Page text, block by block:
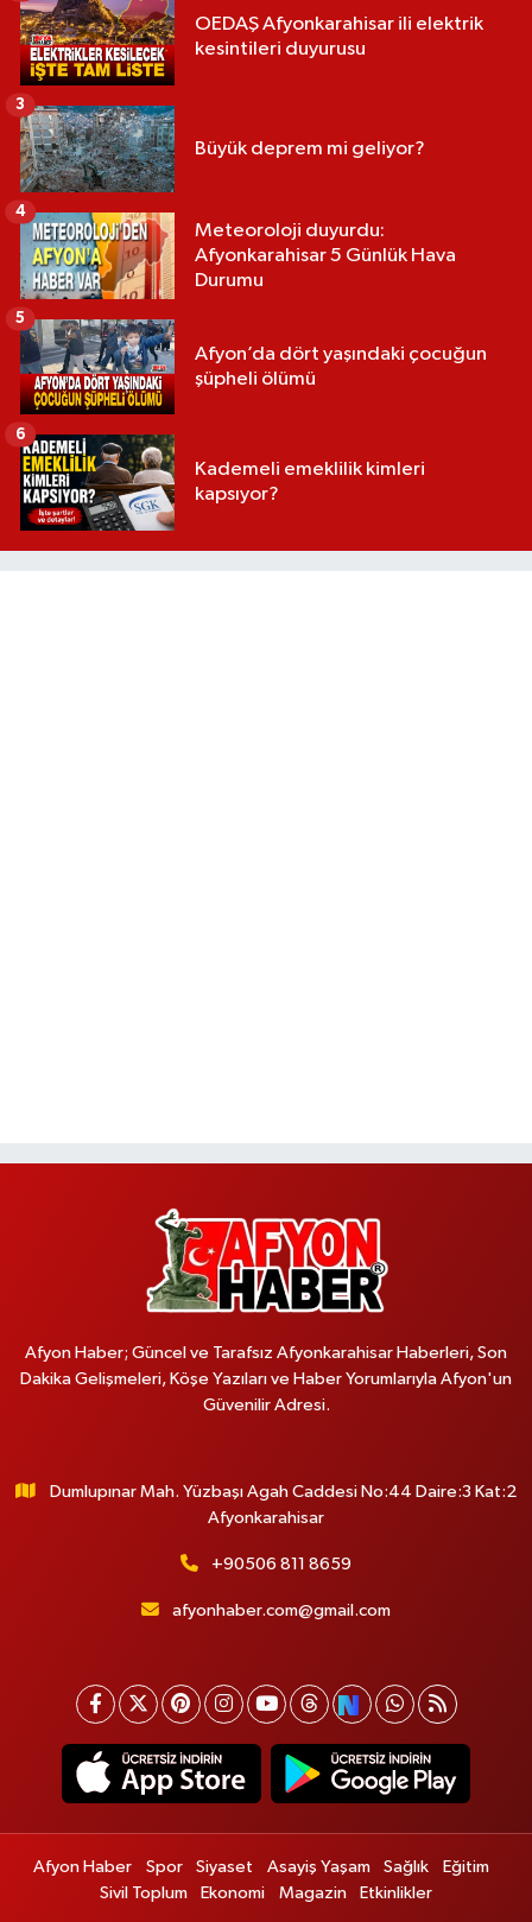
OEDAŞ Afyonkarahisar ili elektrik
kesintileri duyurusu
Büyük deprem mi geliyor?
3
Meteoroloji duyurdu:
Afyonkarahisar 5 Günlük Hava
Durumu
4
Afyon’da dört yaşındaki çocuğun
şüpheli ölümü
5
Kademeli emeklilik kimleri
kapsıyor?
6
Afyon Haber; Güncel ve Tarafsız Afyonkarahisar Haberleri, Son
Dakika Gelişmeleri, Köşe Yazıları ve Haber Yorumlarıyla Afyon'un
Güvenilir Adresi.
Dumlupınar Mah. Yüzbaşı Agah Caddesi No:44 Daire:3 Kat:2
Afyonkarahisar
+90506 811 8659
afyonhaber.com@gmail.com
Afyon Haber Spor Siyaset Asayiş Yaşam Sağlık
Eğitim
Sivil Toplum
Ekonomi Magazin Etkinlikler